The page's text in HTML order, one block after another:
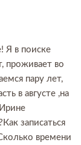
Я в поиске
проживает во
пару лет,
в августе ,на
записаться
времени